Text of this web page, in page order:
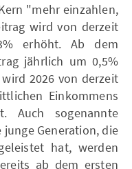
"mehr einzahlen,
wird von derzeit
erhöht. Ab dem
jährlich um 0,5%
2026 von derzeit
Einkommens
Auch sogenannte
Generation, die
hat, werden
ab dem ersten